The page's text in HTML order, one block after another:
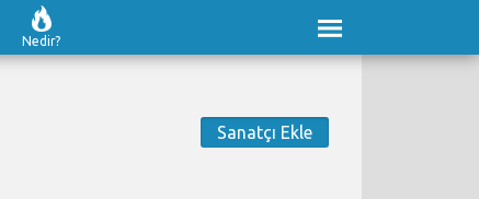
Nedir?
Sanatçı Ekle